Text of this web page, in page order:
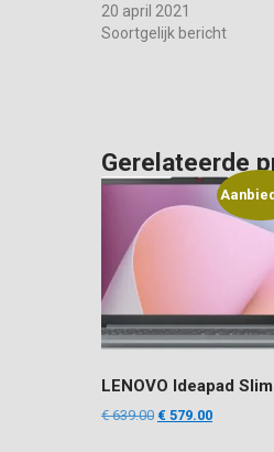
20 april 2021
Soortgelijk bericht
Gerelateerde
LENOVO Ideapad
€639.00 Oorspronkelijke
€ 579.00Huidige